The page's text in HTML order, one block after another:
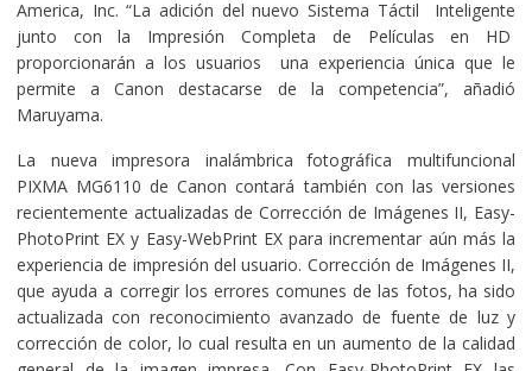
America, Inc. “La adición del nuevo Sistema Táctil Inteligente
junto con la Impresión Completa de Películas en HD
proporcionarán a los usuarios una experiencia única que le
permite a Canon destacarse de la competencia”, añadió
Maruyama.
La nueva impresora inalámbrica
fotográfica multifuncional
PIXMA MG6110 de Canon contará también con las versiones
recientemente actualizadas de Corrección de Imágenes II, Easy-
PhotoPrint EX y Easy-WebPrint EX para incrementar aún más la
experiencia de impresión del usuario. Corrección de Imágenes II,
que ayuda a corregir los errores comunes de las fotos, ha sido
actualizada con reconocimiento avanzado de fuente de luz y
corrección de color, lo cual resulta en un aumento de la calidad